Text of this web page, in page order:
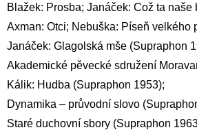
Blažek: Prosba; Janáček: Což ta naše
Axman: Otci; Nebuška: Píseň velkého
Janáček: Glagolská mše (Supraphon
Akademické pěvecké sdružení
Kálik: Hudba (Supraphon 1953);
Dynamika – průvodní slovo
Staré duchovní sbory (Supraphon